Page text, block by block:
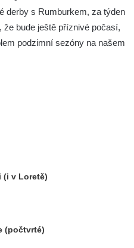
derby s Rumburkem, za týden
že bude ještě příznivé počasí,
podzimní sezóny na našem
v Loretě)
(počtvrté)